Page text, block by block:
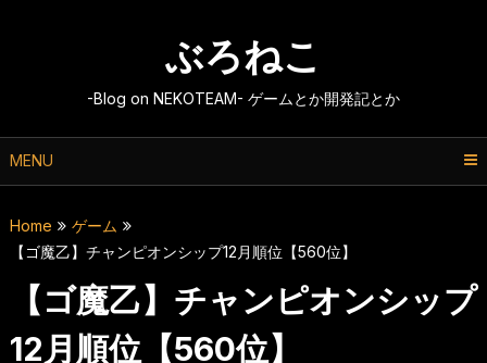
ぶろねこ
-Blog on NEKOTEAM- ゲームとか開発記とか
MENU
Home
ゲーム
【ゴ魔乙】チャンピオンシップ12月順位【560位】
【ゴ魔乙】チャンピオンシップ
12月順位【560位】